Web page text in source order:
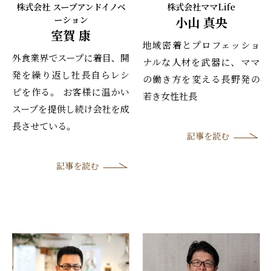
株式会社 スープアンドイノベ
ーション
室賀 康
外食業界でスープに着目、開
発を繰り返し社長自らレシ
ピを作る。 お客様に温かい
スープを提供し続け会社を成
長させている。
記事を読む
株式会社ママLife
小山 真央
地域密着とプロフェッショ
ナルな人材を武器に、ママ
の働き方を変える長野発の
若き女性社長
記事を読む